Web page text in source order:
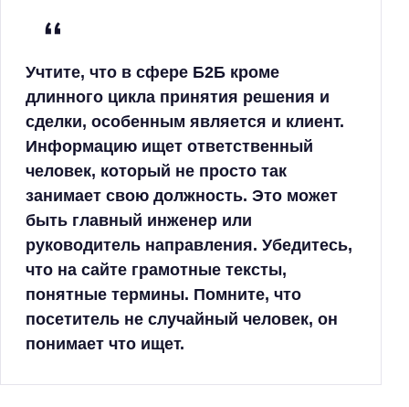
Учтите, что в сфере Б2Б кроме
длинного цикла принятия решения и
сделки, особенным является и клиент.
Информацию ищет ответственный
человек, который не просто так
занимает свою должность. Это может
быть главный инженер или
руководитель направления. Убедитесь,
что на сайте грамотные тексты,
понятные термины. Помните, что
посетитель не случайный человек, он
понимает что ищет.